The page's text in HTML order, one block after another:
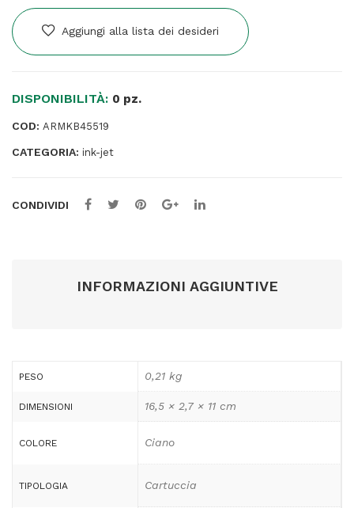
per
Canon
Ciano
quantità
Aggiungi alla lista dei desideri
DISPONIBILITÀ: 0 pz.
COD: ARMKB45519
CATEGORIA: ink-jet
CONDIVIDI
INFORMAZIONI AGGIUNTIVE
PESO 0,21 kg
DIMENSIONI 16,5 × 2,7 × 11 cm
COLORE Ciano
TIPOLOGIA Cartuccia